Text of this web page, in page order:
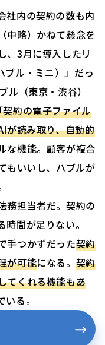
社内の契約の数も内
中略）かねて懸念を
、3月に導入したリ
ル・ミニ）」だっ
（東京・渋谷）
契約の電子ファイル
が読み取り、自動的
な機能。顧客が複合
もいいし、ハブルが
務担当者だ。契約の
間が足りない。
手つかずだった契約
が可能になる。 契約
てくれる機能もあ
いる。